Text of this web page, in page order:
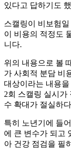
있다고 답하기도
스캘링이 비보험
이 비용의 적정도
니다.
위의 내용으로 볼
가 사회적 분담 비
대상이라는 내용
2회 스캘링 실시가
수 확대가 절실하
특히 노년기에 들
에 큰 변수가 되고
아 건강 점검을 필